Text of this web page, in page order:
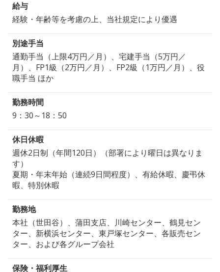
給与
経験・年齢等を考慮の上、当社規定により優遇
別途手当
通勤手当（上限4万円／月）、宅建手当（5万円／
月）、FP1級（2万円／月）、FP2級（1万円／月）、役
職手当 ほか
勤務時間
9：30～18：50
休日休暇
週休2日制（年間120日）（部署により曜日は異なりま
す）
夏期・年末年始（連続9日間程度）、有給休暇、慶弔休
暇、特別休暇
勤務地
本社（世田谷）、蒲田支店、川崎センター、鶴見セン
ター、新横浜センター、東戸塚センター、各販売セン
ター、および各グループ会社
保険・福利厚生